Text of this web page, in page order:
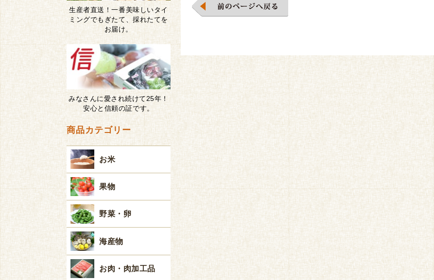
生産者直送！一番美味しいタイ
ミングでもぎたて、採れたてを
お届け。
みなさんに愛され続けて25年！
安心と信頼の証です。
商品カテゴリー
お米
果物
野菜・卵
海産物
お肉・肉加工品